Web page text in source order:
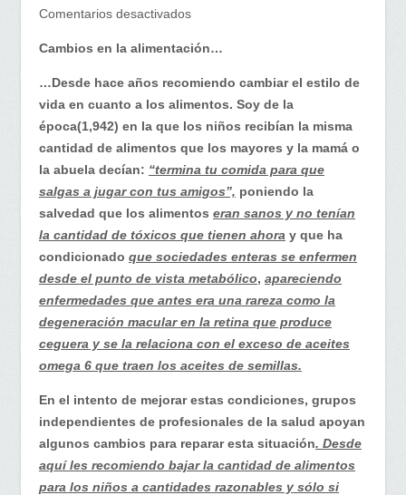
Comentarios desactivadosen
en
la
alimentación…
Cambios en la alimentación…
…Desde hace años recomiendo cambiar el estilo de
vida en cuanto a los alimentos. Soy de la
época(1,942) en la que los niños recibían la misma
cantidad de alimentos que los mayores y la mamá o
la abuela decían: “termina tu comida para que
salgas a jugar con tus amigos”, poniendo la
salvedad que los alimentos eran sanos y no tenían
la cantidad de tóxicos que tienen ahora y que ha
condicionado que sociedades enteras se enfermen
desde el punto de vista metabólico, apareciendo
enfermedades que antes era una rareza como la
degeneración macular en la retina que produce
ceguera y se la relaciona con el exceso de aceites
omega 6 que traen los aceites de semillas.
En el intento de mejorar estas condiciones, grupos
independientes de profesionales de la salud apoyan
algunos cambios para reparar esta situación. Desde
aquí les recomiendo bajar la cantidad de alimentos
para los niños a cantidades razonables y sólo si